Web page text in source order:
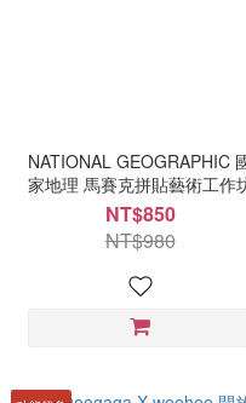
NATIONAL GEOGRAPHIC
家地理 馬賽克拼貼藝術工作
NT$850
NT$980